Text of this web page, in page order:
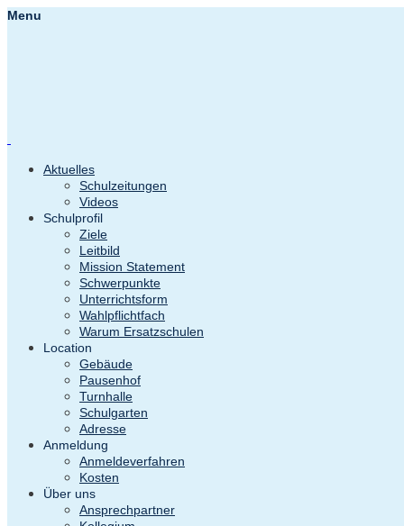
Menu
Aktuelles
Schulzeitungen
Videos
Schulprofil
Ziele
Leitbild
Mission Statement
Schwerpunkte
Unterrichtsform
Wahlpflichtfach
Warum Ersatzschulen
Location
Gebäude
Pausenhof
Turnhalle
Schulgarten
Adresse
Anmeldung
Anmeldeverfahren
Kosten
Über uns
Ansprechpartner